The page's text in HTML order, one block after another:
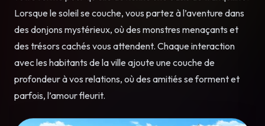
Lorsque le soleil se couche, vous partez à l’aventure dans
des donjons mystérieux, où des monstres menaçants et
des trésors cachés vous attendent. Chaque interaction
avec les habitants de la ville ajoute une couche de
profondeur à vos relations, où des amitiés se forment et
parfois, l’amour fleurit.